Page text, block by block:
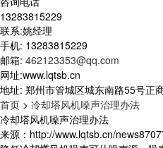
13283815229
联系:姚经理
手机: 13283815229
邮箱: 462123353@qq.com
网址:www.lqtsb.cn
地址: 郑州市管城区城东南路55号正
首页 > 冷却塔风机噪声治理办法
冷却塔风机噪声治理办法
来源：http://www.lqtsb.cn/